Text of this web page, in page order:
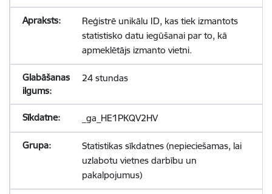
Reģistrē unikālu ID, kas tiek izmantots
statistisko datu iegūšanai par to, kā
apmeklētājs izmanto vietni.
24 stundas
_ga_HE1PKQV2HV
Statistikas sīkdatnes (nepieciešamas, lai
uzlabotu vietnes darbību un
pakalpojumus)